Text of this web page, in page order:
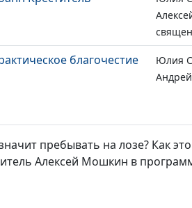
благочестие
Юлия
счастье
Юлия
пребывать на лозе? Как это
Алексей Мошкин в